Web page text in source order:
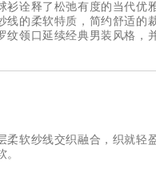
衫诠释了松弛有度的当代优
线的柔软特质，简约舒适的
纹领口延续经典男装风格，
柔软纱线交织融合，织就轻